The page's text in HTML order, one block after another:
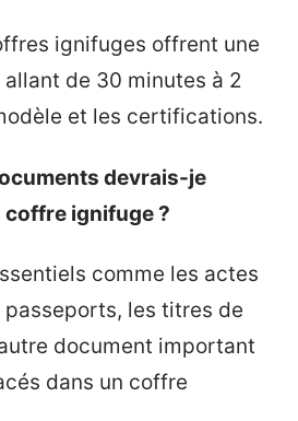
ignifuges offrent une
de 30 minutes à 2
et les certifications.
devrais-je
coffre ignifuge ?
comme les actes
passeports, les titres de
document important
dans un coffre